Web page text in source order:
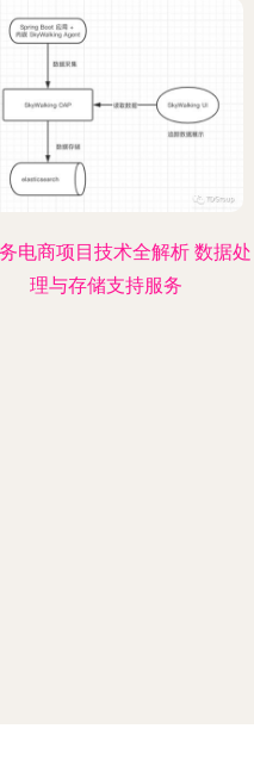
电商项目技术全解析 数据处
理与存储支持服务